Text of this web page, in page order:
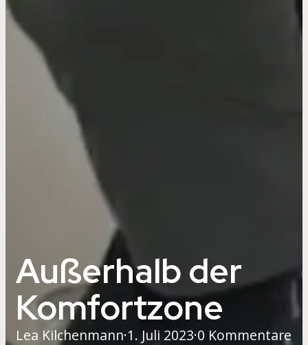
Außerhalb der
Komfortzone
Lea Kilchenmann·1. Juli 2023·0 Kommentare